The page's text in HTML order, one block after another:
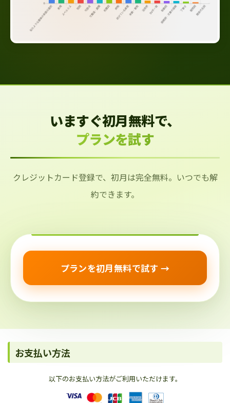
いますぐ初月無料で、
プランを試す
クレジットカード登録で、初月は完全無料。いつでも解
約できます。
プランを初月無料で試す →
お支払い方法
以下のお支払い方法がご利用いただけます。